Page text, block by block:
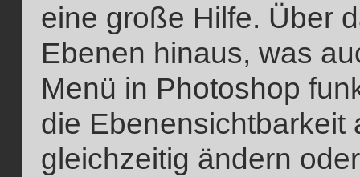
eine große Hilfe. Über
Ebenen hinaus, was
Menü in Photoshop
die Ebenensichtbarkeit
gleichzeitig ändern